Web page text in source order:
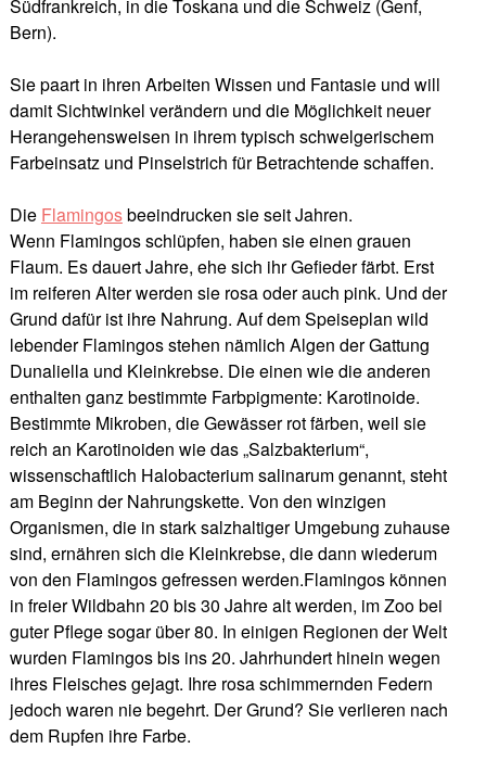
Südfrankreich, in die Toskana und die Schweiz (Genf,
Bern).
Sie paart in ihren Arbeiten Wissen und Fantasie und will
damit Sichtwinkel verändern und die Möglichkeit neuer
Herangehensweisen in ihrem typisch schwelgerischem
Farbeinsatz und Pinselstrich für Betrachtende schaffen.
Die Flamingosbeeindrucken sie seit Jahren.
Wenn Flamingos schlüpfen, haben sie einen grauen
Flaum. Es dauert Jahre, ehe sich ihr Gefieder färbt. Erst
im reiferen Alter werden sie rosa oder auch pink. Und der
Grund dafür ist ihre Nahrung. Auf dem Speiseplan wild
lebender Flamingos stehen nämlich Algen der Gattung
Dunaliella und Kleinkrebse. Die einen wie die anderen
enthalten ganz bestimmte Farbpigmente: Karotinoide.
Bestimmte Mikroben, die Gewässer rot färben, weil sie
reich an Karotinoiden wie das „Salzbakterium“,
wissenschaftlich Halobacterium salinarum genannt, steht
am Beginn der Nahrungskette. Von den winzigen
Organismen, die in stark salzhaltiger Umgebung zuhause
sind, ernähren sich die Kleinkrebse, die dann wiederum
von den Flamingos gefressen werden.Flamingos können
in freier Wildbahn 20 bis 30 Jahre alt werden, im Zoo bei
guter Pflege sogar über 80. In einigen Regionen der Welt
wurden Flamingos bis ins 20. Jahrhundert hinein wegen
ihres Fleisches gejagt. Ihre rosa schimmernden Federn
jedoch waren nie begehrt. Der Grund? Sie verlieren nach
dem Rupfen ihre Farbe.